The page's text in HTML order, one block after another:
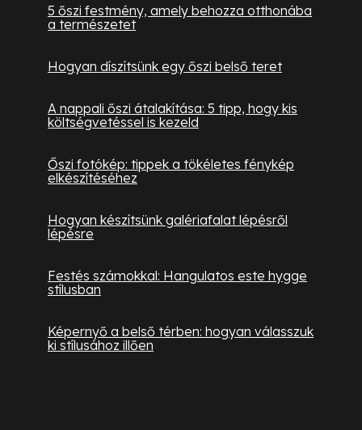
5 őszi festmény, amely behozza otthonába
a természetet
Hogyan díszítsünk egy őszi belső teret
A nappali őszi átalakítása: 5 tipp, hogy kis
költségvetéssel is kezeld
Őszi fotókép: tippek a tökéletes fénykép
elkészítéséhez
Hogyan készítsünk galériafalat lépésről
lépésre
Festés számokkal: Hangulatos este hygge
stílusban
Képernyő a belső térben: hogyan válasszuk
ki stílusához illően